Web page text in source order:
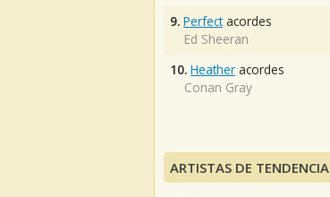
9. Perfectacordes
Ed Sheeran
10. Heather acordes
Conan Gray
ARTISTAS DE TENDENCIA